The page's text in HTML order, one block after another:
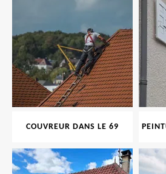
COUVREUR DANS LE 69